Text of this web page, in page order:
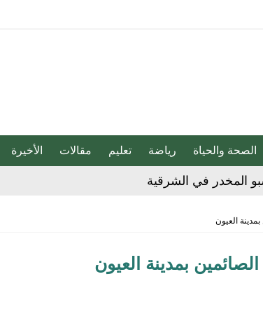
الصحة والحياة رياضة تعليم مقالات الأخيرة
المخدر في الشرقية
والاحترافية بقيادة محمد الضيف
منتجات قهوة وشوكولاتة مضاف إليها الجينسنغ
حوثية
العيون
بمدينة العيون